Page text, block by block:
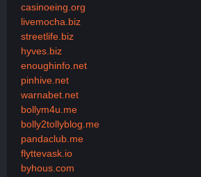
casinoeing.org
livemocha.biz
streetlife.biz
hyves.biz
enoughinfo.net
pinhive.net
warnabet.net
bollym4u.me
bolly2tollyblog.me
pandaclub.me
flyttevask.io
byhous.com